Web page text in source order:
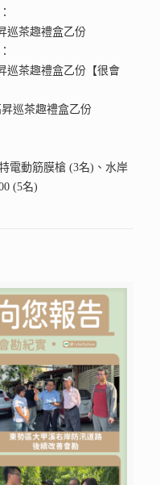
巡茶趣禮盒乙份
巡茶趣禮盒乙份【很會
巡茶趣禮盒乙份
電動筋膜槍 (3名)、水岸
(5名)